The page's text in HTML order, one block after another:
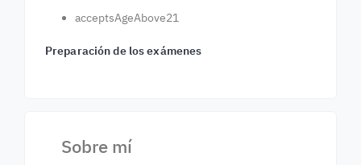
acceptsAgeAbove21
Preparación de los exámenes
Sobre mí